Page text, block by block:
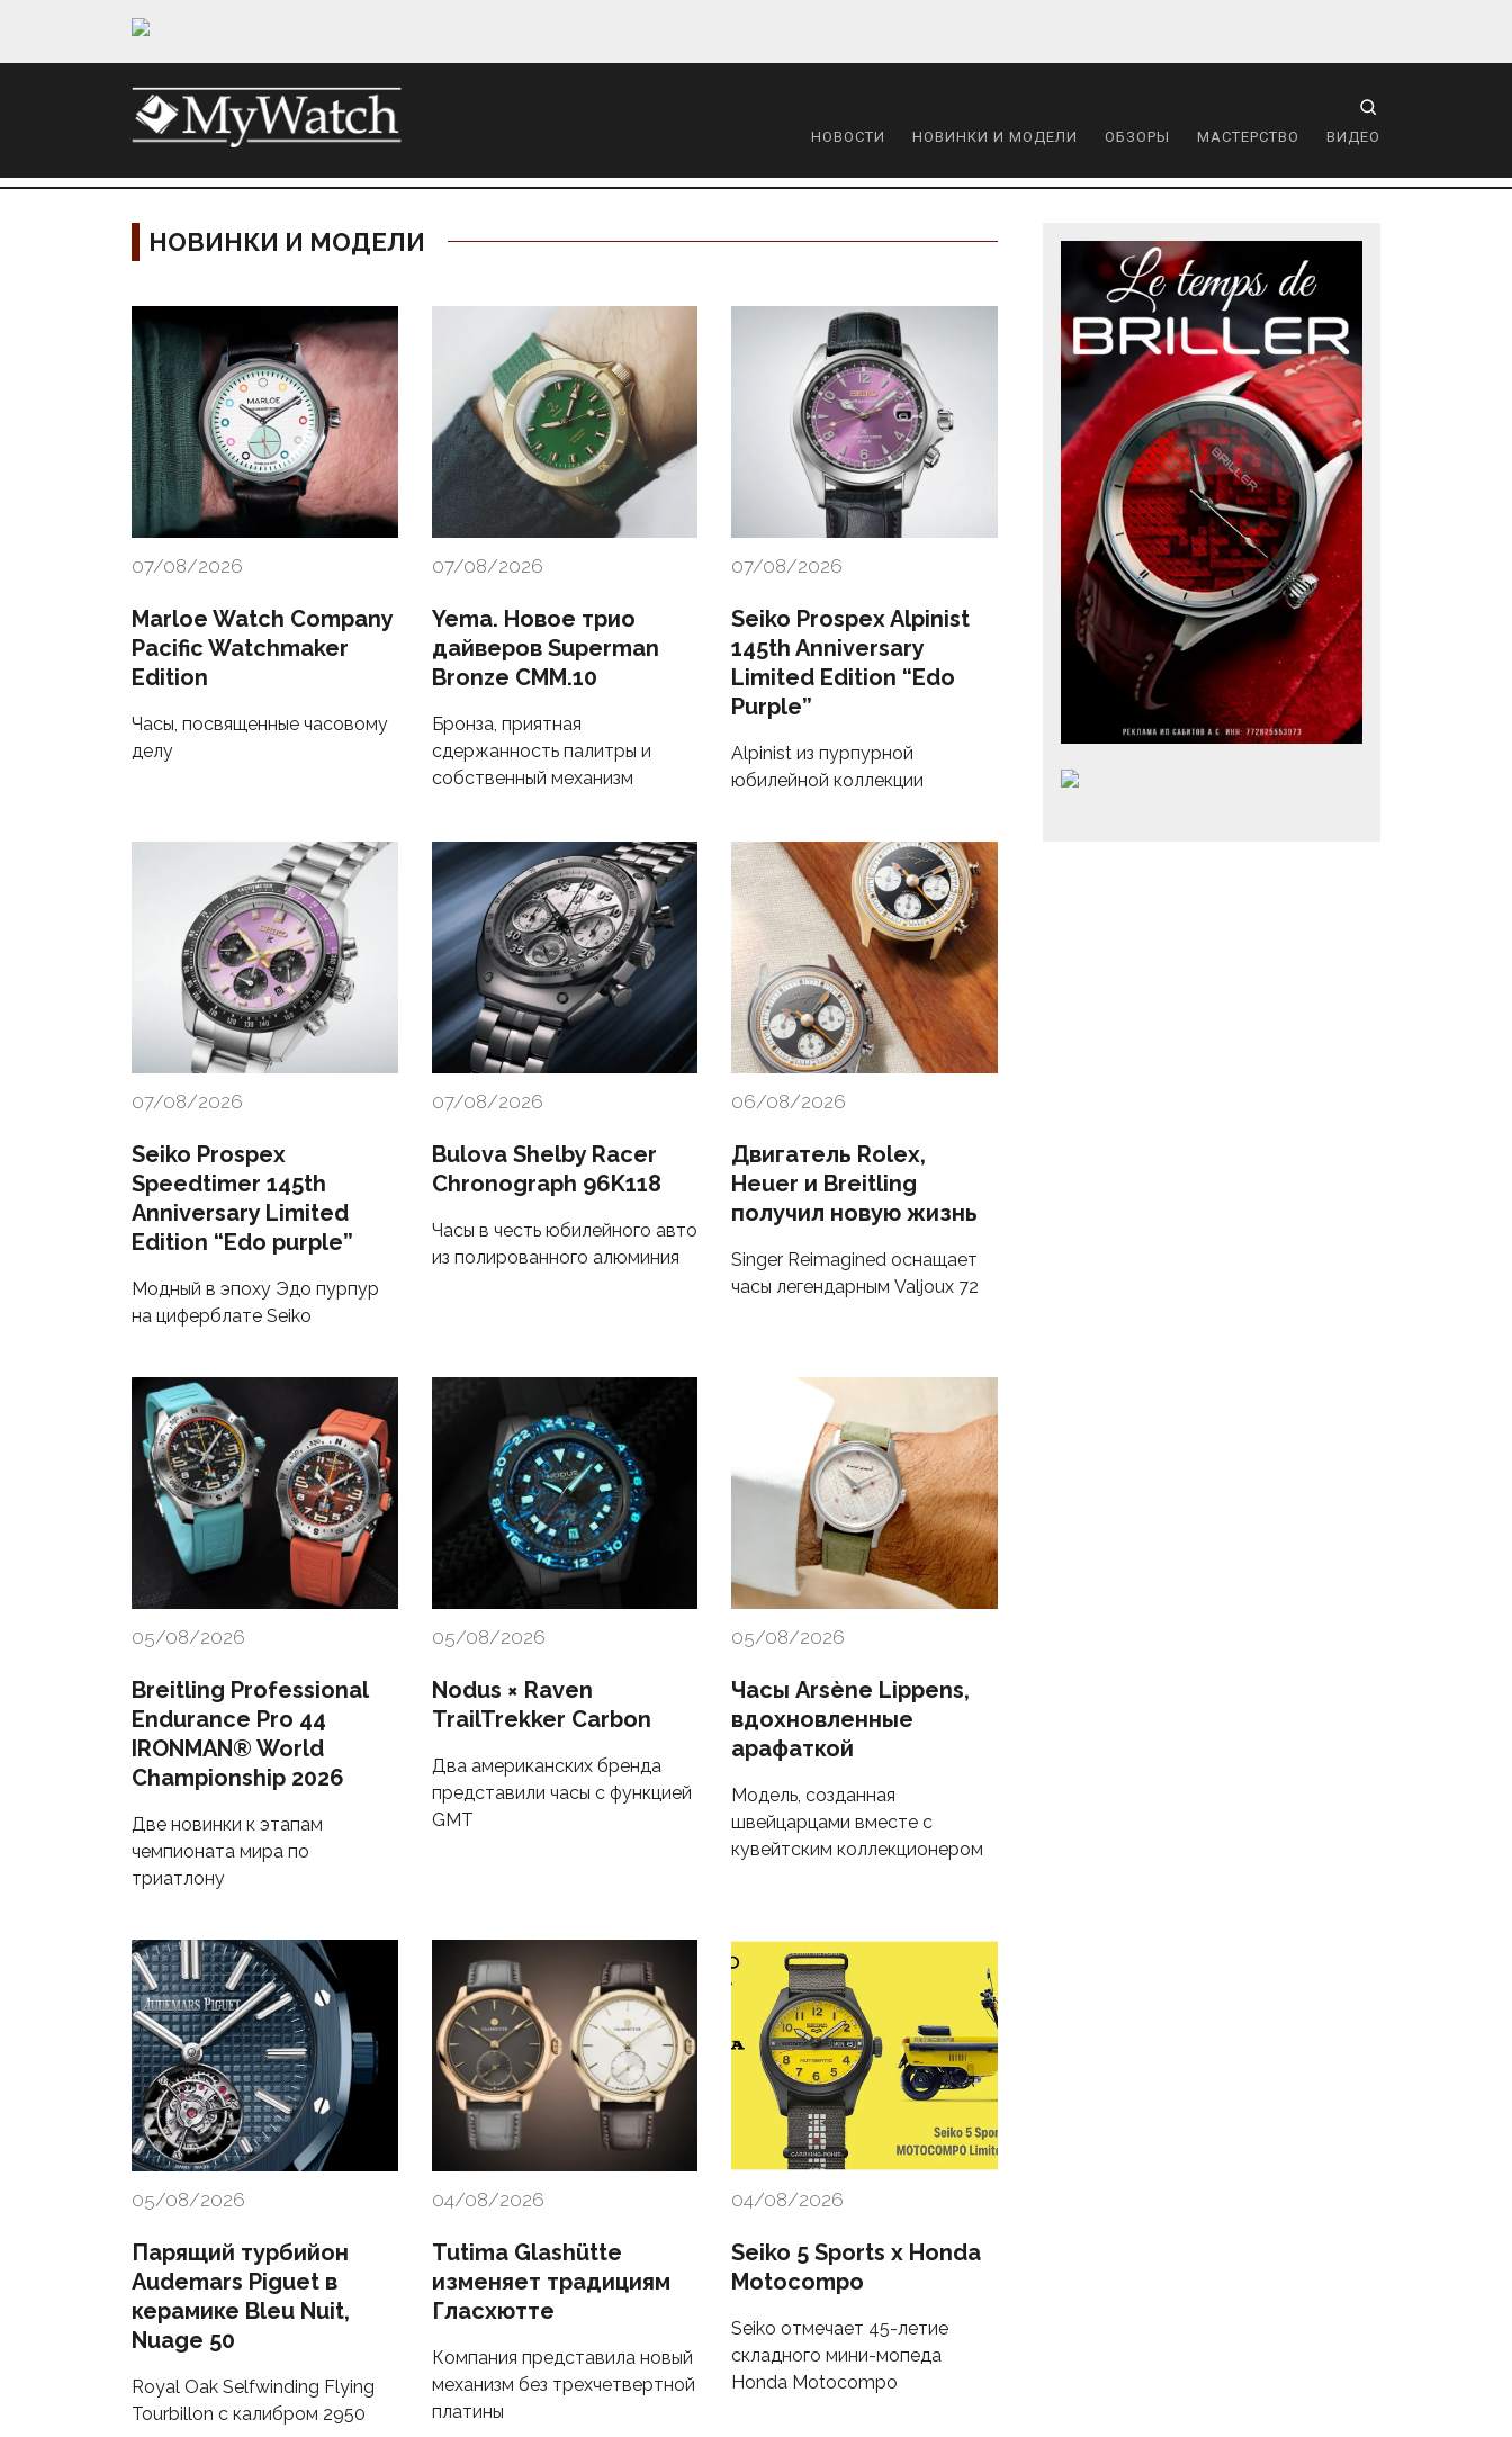
НОВОСТИ НОВИНКИ И МОДЕЛИ ОБЗОРЫ МАСТЕРСТВО ВИДЕО
НОВИНКИ И МОДЕЛИ
Материалы
07/08/2026
Marloe Watch Company
Pacific Watchmaker
Edition
Часы, посвященные часовому
делу
07/08/2026
Yema. Новое трио
дайверов Superman
Bronze CMM.10
Бронза, приятная
сдержанность палитры и
собственный механизм
07/08/2026
Seiko Prospex Alpinist
145th Anniversary
Limited Edition “Edo
Purple”
Alpinist из пурпурной
юбилейной коллекции
07/08/2026
Seiko Prospex
Speedtimer 145th
Anniversary Limited
Edition “Edo purple”
Модный в эпоху Эдо пурпур
на циферблате Seiko
07/08/2026
Bulova Shelby Racer
Chronograph 96K118
Часы в честь юбилейного авто
из полированного алюминия
06/08/2026
Двигатель Rolex,
Heuer и Breitling
получил новую жизнь
Singer Reimagined оснащает
часы легендарным Valjoux 72
05/08/2026
Breitling Professional
Endurance Pro 44
IRONMAN® World
Championship 2026
Две новинки к этапам
чемпионата мира по
триатлону
05/08/2026
Nodus × Raven
TrailTrekker Carbon
Два американских бренда
представили часы с функцией
GMT
05/08/2026
Часы Arsène Lippens,
вдохновленные
арафаткой
Модель, созданная
швейцарцами вместе с
кувейтским коллекционером
05/08/2026
Парящий турбийон
Audemars Piguet в
керамике Bleu Nuit,
Nuage 50
Royal Oak Selfwinding Flying
Tourbillon с калибром 2950
04/08/2026
Tutima Glashütte
изменяет традициям
Гласхютте
Компания представила новый
механизм без трехчетвертной
платины
04/08/2026
Seiko 5 Sports x Honda
Motocompo
Seiko отмечает 45-летие
складного мини-мопеда
Honda Motocompo